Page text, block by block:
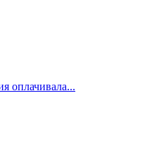
оплачивала...